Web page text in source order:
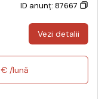
ID anunț: 87667
Vezi detalii
/lună